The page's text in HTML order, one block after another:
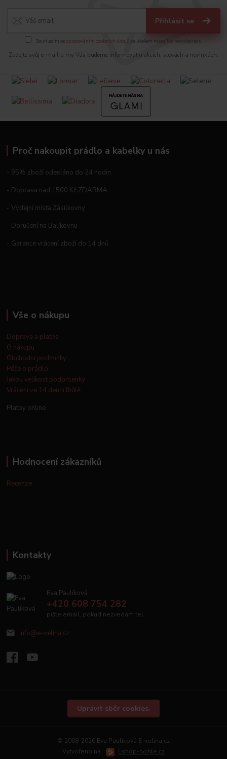
Přihlásit se
Souhlasím se zpracováním osobních údajů za účelem rozesílky newsletteru.
Zadejte svůj e-mail a my Vás budeme informovat o akcích, slevách a novinkách.
Proč nakoupit prádlo a kabelky u nás
- 95% zboží odesláno do 24 hodin
- Doprava nad 1500 Kč ZDARMA
- Výdejní místa Zásilkovny
- Doručení na Balíkovnu
- Garance vrácení zboží do 14 dnů
Vše o nákupu
Doprava a platba
O nákupu
Obchodní podmínky
Péče o prádlo
Jakou velikost podprsenky
Vrácení ve 14 denní lhůtě
Platby online
Hodnocení zákazníků
Recenze
Kontakty
Eva Paulíková
+420 608 754 282
pište email, pokud nezvedám tel.
info@e-velina.cz
Upravit sběr cookies.
© 2008-2026 Eva Paulíková E-velina.cz
Vytvořeno na
Eshop-rychle.cz